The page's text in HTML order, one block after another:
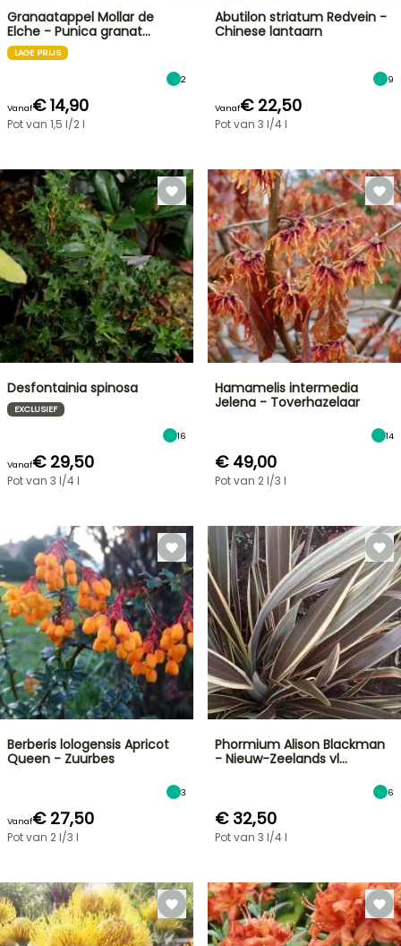
Granaatappel Mollar de
Elche - Punica granat…
LAGE PRIJS
2
Vanaf€ 14,90
Pot van 1,5 l/2 l
Abutilon striatum Redvein -
Chinese lantaarn
9
Vanaf€ 22,50
Pot van 3 l/4 l
Desfontainia spinosa
EXCLUSIEF
16
Vanaf€ 29,50
Pot van 3 l/4 l
Hamamelis intermedia
Jelena - Toverhazelaar
14
€ 49,00
Pot van 2 l/3 l
Berberis lologensis Apricot
Queen - Zuurbes
3
Vanaf€ 27,50
Pot van 2 l/3 l
Phormium Alison Blackman
- Nieuw-Zeelands vl…
6
€ 32,50
Pot van 3 l/4 l